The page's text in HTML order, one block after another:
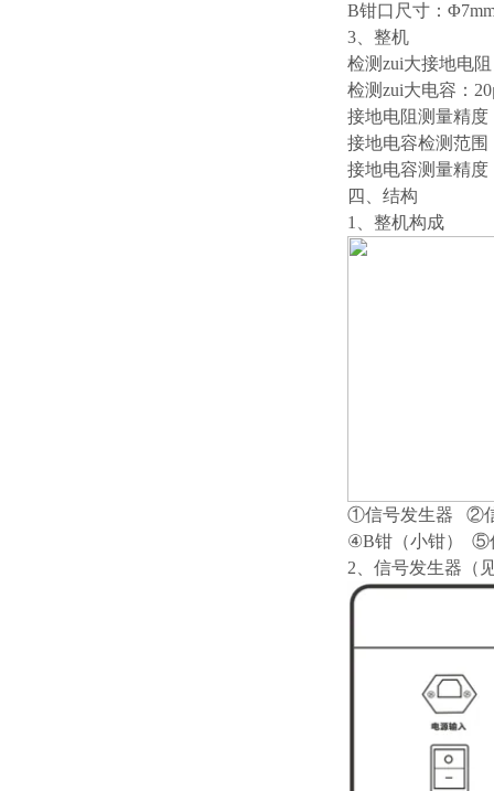
B钳口尺寸：
3、整机
检测zui大接地电
检测zui大电容：
接地电阻测量精
接地电容检测范围
接地电容测量精度
四、结构
1、整机构成
①信号发生器 ②
④B钳（小钳） ⑤
2、信号发生器（